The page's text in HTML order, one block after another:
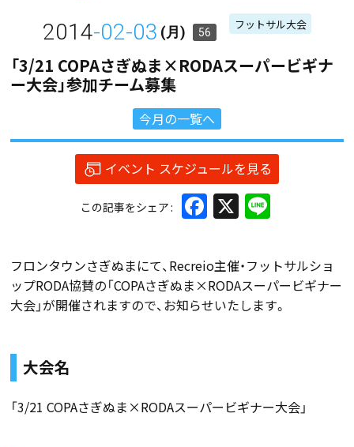
2014-02-03 (月) 56
フットサル大会
「3/21 COPAさぎぬま×RODAスーパービギナ
ー大会」参加チーム募集
今月の一覧へ
イベント スケジュールを見る
この記事をシェア Facebook
X
フロンタウンさぎぬまにて、Recreio主催・フットサルショ
ップRODA協賛の「COPAさぎぬま×RODAスーパービギナー
大会」が開催されますので、お知らせいたします。
大会名
「3/21 COPAさぎぬま×RODAスーパービギナー大会」